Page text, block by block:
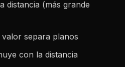
distancia (más grande
separa planos
con la distancia